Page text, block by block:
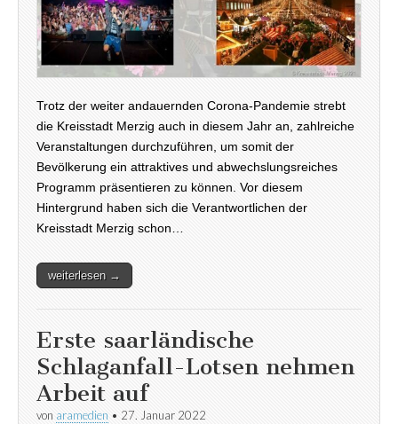
Trotz der weiter andauernden Corona-Pandemie strebt
die Kreisstadt Merzig auch in diesem Jahr an, zahlreiche
Veranstaltungen durchzuführen, um somit der
Bevölkerung ein attraktives und abwechslungsreiches
Programm präsentieren zu können. Vor diesem
Hintergrund haben sich die Verantwortlichen der
Kreisstadt Merzig schon…
weiterlesen →
Erste saarländische
Schlaganfall-Lotsen nehmen
Arbeit auf
von aramedien • 27. Januar 2022